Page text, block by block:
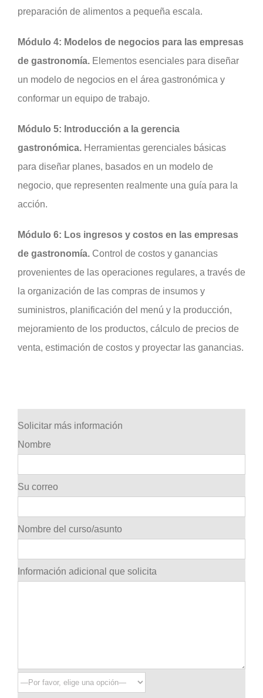
preparación de alimentos a pequeña escala.
Módulo 4: Modelos de negocios para las empresas
de gastronomía. Elementos esenciales para diseñar
un modelo de negocios en el área gastronómica y
conformar un equipo de trabajo.
Módulo 5: Introducción a la gerencia
gastronómica. Herramientas gerenciales básicas
para diseñar planes, basados en un modelo de
negocio, que representen realmente una guía para la
acción.
Módulo 6: Los ingresos y costos en las empresas
de gastronomía. Control de costos y ganancias
provenientes de las operaciones regulares, a través de
la organización de las compras de insumos y
suministros, planificación del menú y la producción,
mejoramiento de los productos, cálculo de precios de
venta, estimación de costos y proyectar las ganancias.
Solicitar más información
Nombre
Su correo
Nombre del curso/asunto
Información adicional que solicita